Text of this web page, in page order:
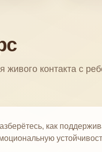
живого контакта с
как